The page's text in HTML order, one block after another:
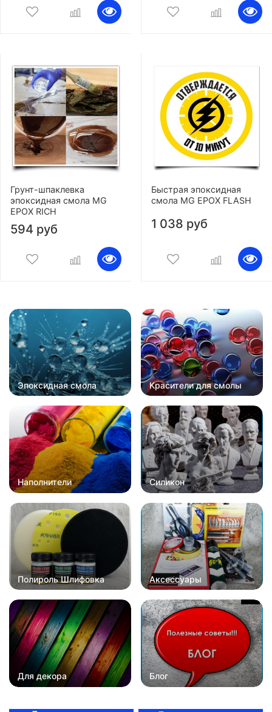
Грунт-шпаклевка
эпоксидная смола MG
EPOX RICH
594 руб
Быстрая эпоксидная
смола MG EPOX FLASH
1 038 руб
Эпоксидная смола Красители для смолы
Наполнители Силикон
Полироль Шлифовка Аксессуары
Для декора Блог